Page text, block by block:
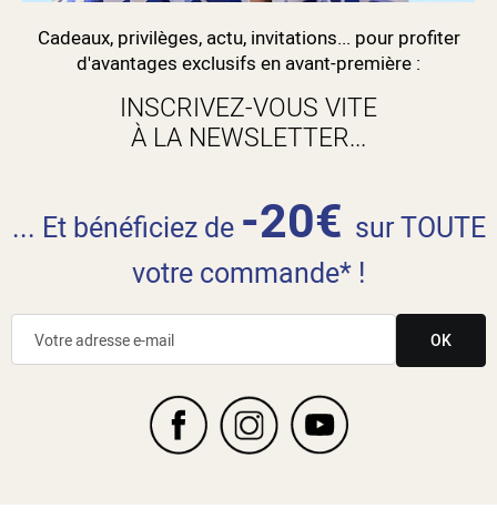
Cadeaux, privilèges, actu, invitations... pour profiter
d'avantages exclusifs en avant-première :
INSCRIVEZ-VOUS VITE
À LA NEWSLETTER...
... Et bénéficiez de -20€ sur TOUTE
votre commande* !
OK